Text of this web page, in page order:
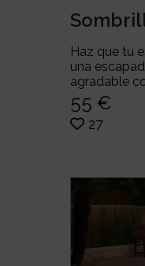
Haz que tu
una
agradable
55 €
27